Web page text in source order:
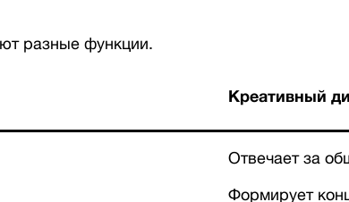
разные функции.
Креативный
Отвечает за
Формирует